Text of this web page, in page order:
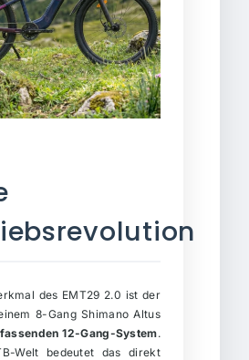
des EMT29 2.0 ist der
8-Gang Shimano Altus
12-Gang-System.
Welt bedeutet das direkt